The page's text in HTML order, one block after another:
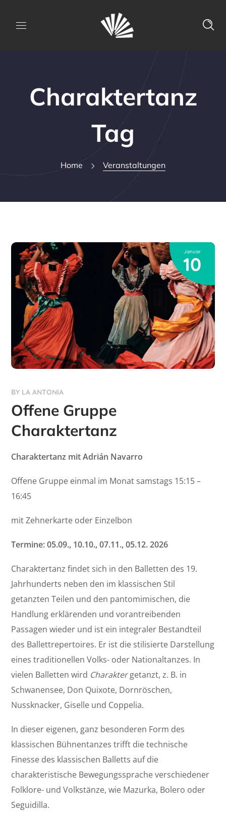
Charaktertanz
Tag
Home Veranstaltungen
Januar
10
BY LA ANTONIA
Offene Gruppe
Charaktertanz
Charaktertanz mit Adrián Navarro
Offene Gruppe einmal im Monat samstags 15:15 –
16:45
mit Zehnerkarte oder Einzelbon
Termine: 05.09., 10.10., 07.11., 05.12. 2026
Charaktertanz findet sich in den Balletten des 19.
Jahrhunderts neben den im klassischen Stil
getanzten Teilen und den pantomimischen, die
Handlung erklärenden und vorantreibenden
Passagen wieder und ist ein integraler Bestandteil
des Ballettrepertoires. Er ist die stilisierte Darstellung
eines traditionellen Volks- oder Nationaltanzes. In
vielen Balletten wird Charaktergetanzt, z. B. in
Schwanensee, Don Quixote, Dornröschen,
Nussknacker, Giselle und Coppelia.
In dieser eigenen, ganz besonderen Form des
klassischen Bühnentanzes trifft die technische
Finesse des klassischen Balletts auf die
charakteristische Bewegungssprache verschiedener
Folklore- und Volkstänze, wie Mazurka, Bolero oder
Seguidilla.